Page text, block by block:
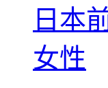
日本
女性